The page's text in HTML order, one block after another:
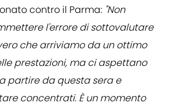
contro il Parma: "Non
l'errore di sottovalutare
che arriviamo da un ottimo
prestazioni, ma ci aspettano
partire da questa sera e
concentrati. È un momento